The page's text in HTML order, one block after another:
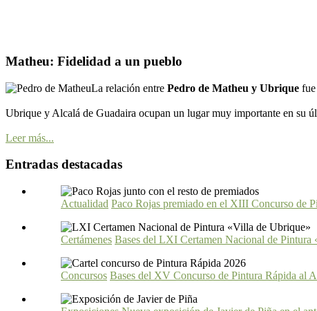
Matheu: Fidelidad a un pueblo
La relación entre Pedro de Matheu y Ubrique
Ubrique y Alcalá de Guadaira ocupan un lugar muy importante en su
Leer más...
Entradas destacadas
Actualidad Paco Rojas premiado en el XIII Concurso de
Certámenes Bases del LXI Certamen Nacional de Pintura
Concursos Bases del XV Concurso de Pintura Rápida al